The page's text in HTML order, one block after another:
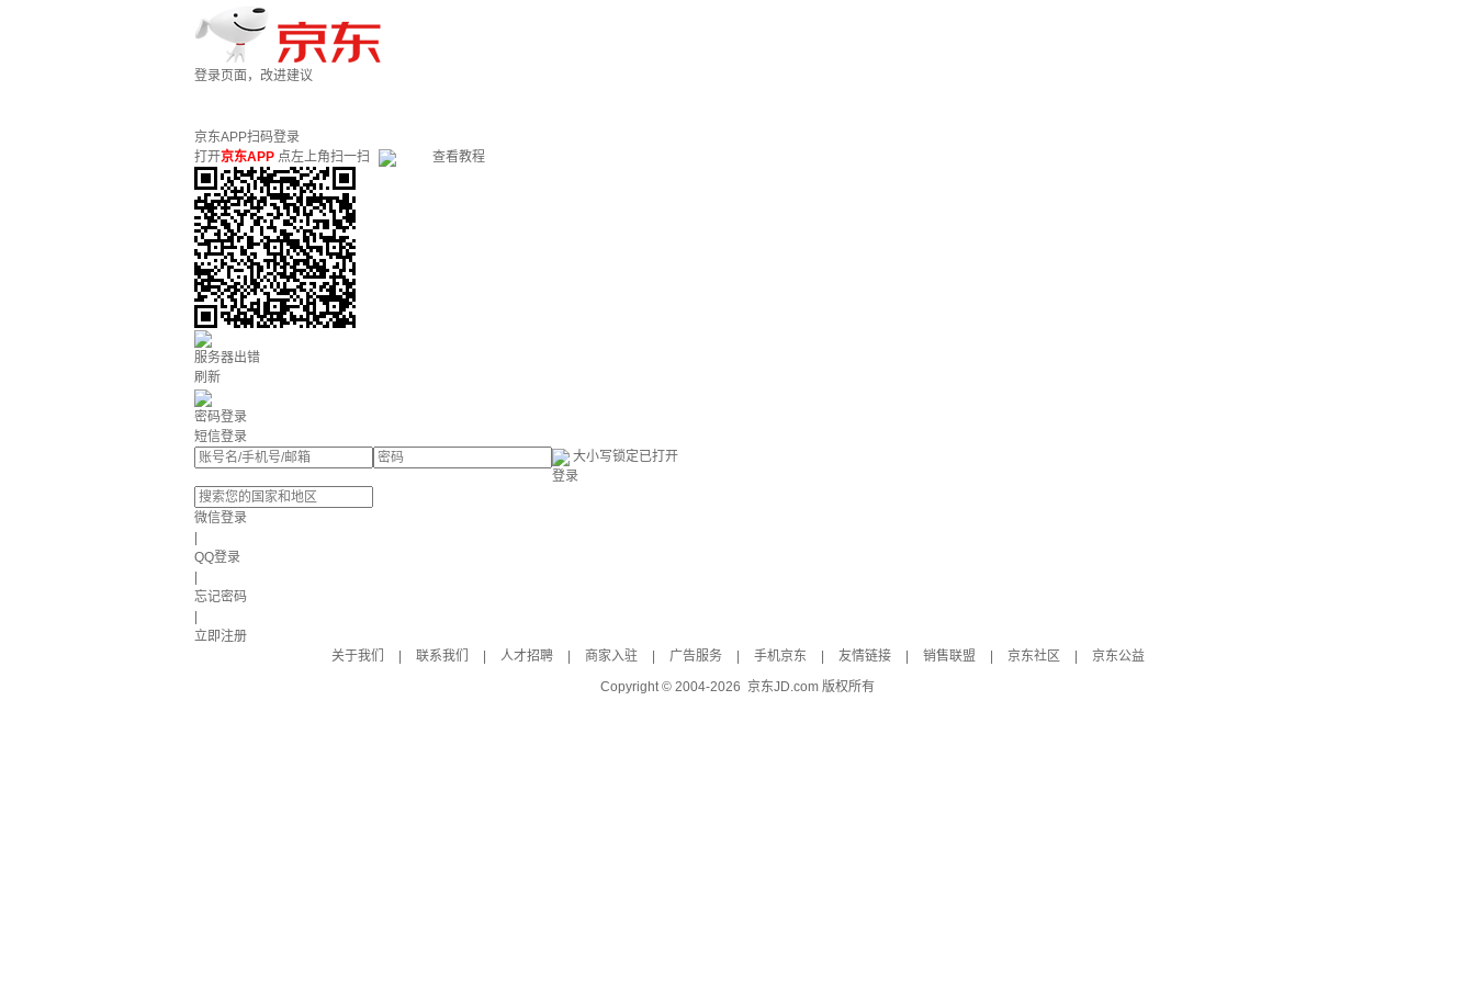
登录页面，改进建议
京东APP扫码登录
打开京东APP 点左上角扫一扫 查看教程
服务器出错
刷新
密码登录
短信登录
大小写锁定已打开
登录
微信登录
QQ登录
忘记密码
立即注册
关于我们
联系我们 人才招聘 商家入驻 广告服务 手机京东 友情链接 销售联盟 京东社区
京东公益
Copyright © 2004-2026 京东JD.com 版权所有